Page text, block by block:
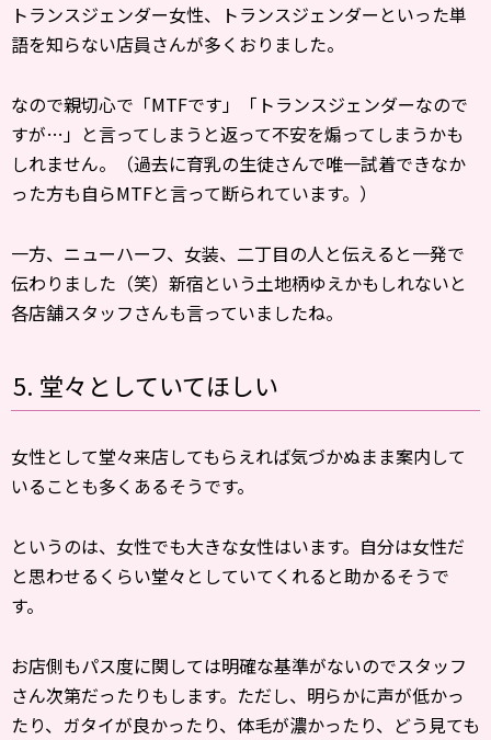
トランスジェンダー女性、トランスジェンダーといった単
語を知らない店員さんが多くおりました。
なので親切心で「MTFです」「トランスジェンダーなので
すが…」と言ってしまうと返って不安を煽ってしまうかも
しれません。（過去に育乳の生徒さんで唯一試着できなか
った方も自らMTFと言って断られています。）
一方、ニューハーフ、女装、二丁目の人と伝えると一発で
伝わりました（笑）新宿という土地柄ゆえかもしれないと
各店舗スタッフさんも言っていましたね。
5. 堂々としていてほしい
女性として堂々来店してもらえれば気づかぬまま案内して
いることも多くあるそうです。
というのは、女性でも大きな女性はいます。自分は女性だ
と思わせるくらい堂々としていてくれると助かるそうで
す。
お店側もパス度に関しては明確な基準がないのでスタッフ
さん次第だったりもします。ただし、明らかに声が低かっ
たり、ガタイが良かったり、体毛が濃かったり、どう見ても